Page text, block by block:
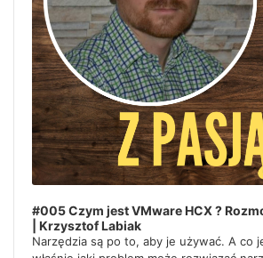
#005 Czym jest VMware HCX ?
| Krzysztof Labiak
Narzędzia są po to, aby je używać. A co